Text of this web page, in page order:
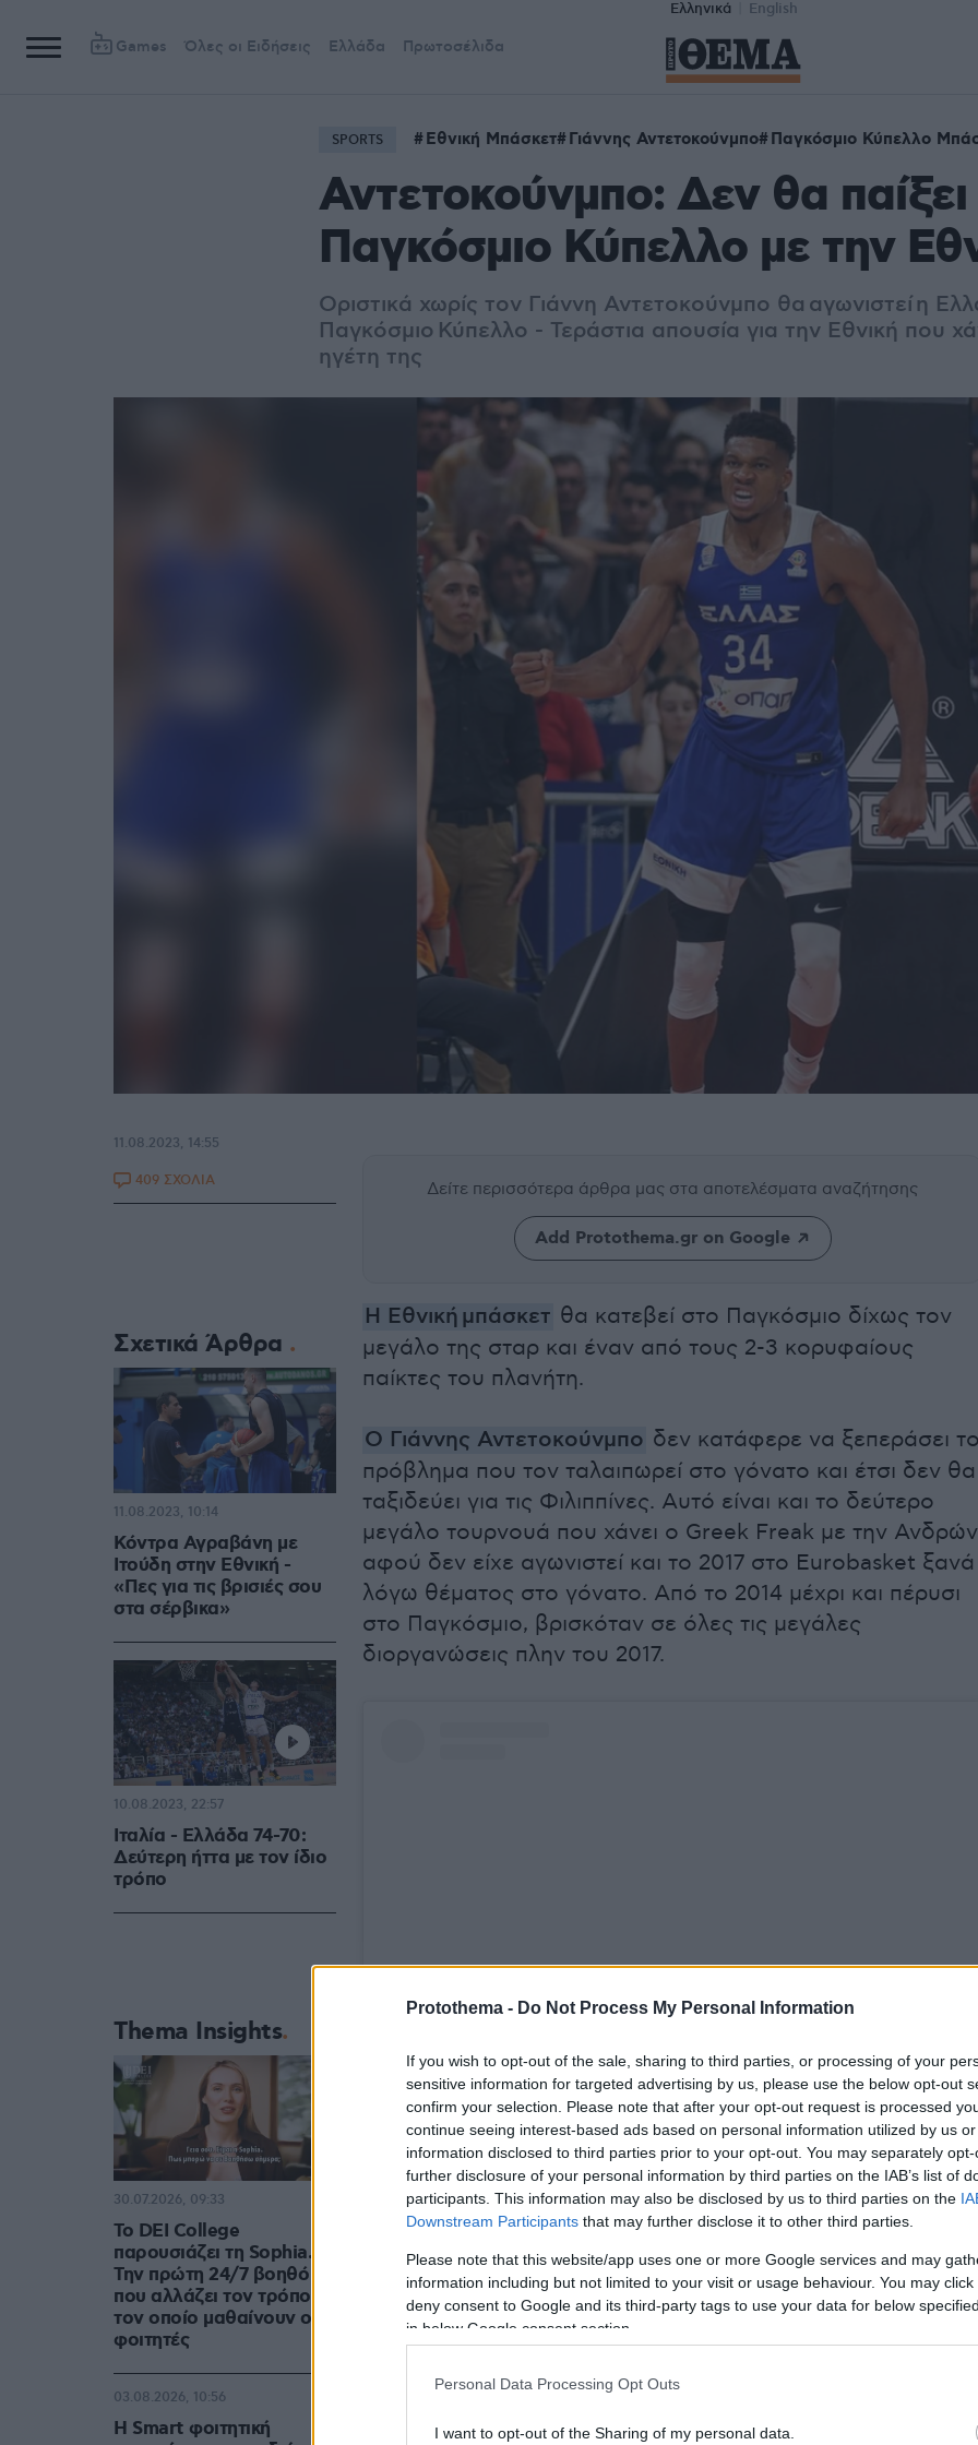
Protothema - Do Not Process My Personal Information
If you wish to opt-out of the sale, sharing to third parties, or processing of your
sensitive information for targeted advertising by us, please use the below opt-out
confirm your selection. Please note that after your opt-out request is processed
continue seeing interest-based ads based on personal information utilized by us
information disclosed to third parties prior to your opt-out. You may separately
further disclosure of your personal information by third parties on the IAB’s list of
participants. This information may also be disclosed by us to third parties on the
Downstream Participants that may further disclose it to other third parties.
Please note that this website/app uses one or more Google services and may
information including but not limited to your visit or usage behaviour. You may
deny consent to Google and its third-party tags to use your data for below
in below Google consent section.
Personal Data Processing Opt Outs
I want to opt-out of the Sharing of my personal data.
Ελληνικά English
Games Όλες οι Ειδήσεις Ελλάδα Πρωτοσέλιδα
SPORTS Εθνική Μπάσκετ Γιάννης Αντετοκούνμπο Παγκόσμιο Κύπελλο
Αντετοκούνμπο: Δεν θα
Παγκόσμιο Κύπελλο με την
Οριστικά χωρίς τον Γιάννη Αντετοκούνμπο θα αγωνιστεί η
Παγκόσμιο Κύπελλο - Τεράστια απουσία για την Εθνική που
ηγέτη της
Δείτε περισσότερα άρθρα μας στα αποτελέσματα αναζήτησης
Add Protothema.gr on Google
Η Εθνική μπάσκετ θα κατεβεί στο Παγκόσμιο δίχως τον
μεγάλο της σταρ και έναν από τους 2-3 κορυφαίους
παίκτες του πλανήτη.
Ο Γιάννης Αντετοκούνμπο δεν κατάφερε να ξεπεράσει
πρόβλημα που τον ταλαιπωρεί στο γόνατο και έτσι δεν θα
ταξιδεύει για τις Φιλιππίνες. Αυτό είναι και το δεύτερο
μεγάλο τουρνουά που χάνει ο Greek Freak με την
αφού δεν είχε αγωνιστεί και το 2017 στο Eurobasket ξανά
λόγω θέματος στο γόνατο. Aπό το 2014 μέχρι και πέρυσι
στο Παγκόσμιο, βρισκόταν σε όλες τις μεγάλες
διοργανώσεις πλην του 2017.
View this post on Instagram
11.08.2023, 14:55
409 ΣΧΟΛΙΑ
Σχετικά Άρθρα
Κόντρα Αγραβάνη με
Ιτούδη στην Εθνική -
«Πες για τις βρισιές σου
στα σέρβικα»
11.08.2023, 10:14
Ιταλία - Ελλάδα 74-70:
Δεύτερη ήττα με τον ίδιο
τρόπο
10.08.2023, 22:57
Thema Insights
Το DEI College
παρουσιάζει τη Sophia.
Την πρώτη 24/7 βοηθό AI
που αλλάζει τον τρόπο με
τον οποίο μαθαίνουν οι
φοιτητές
30.07.2026, 09:33
Η Smart φοιτητική
03.08.2026, 10:56